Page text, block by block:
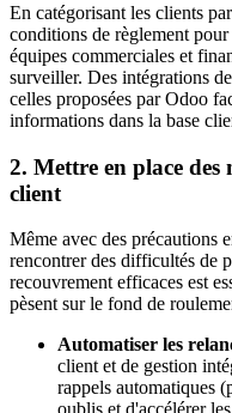
En catégorisant les clients
conditions de règlement
équipes commerciales et
surveiller. Des intégrations
celles proposées par Odoo
informations dans la base
2. Mettre en place des
client
Même avec des précautions
rencontrer des difficultés de
recouvrement efficaces est
pèsent sur le fond de
Automatiser les
client et de gestion
rappels automatiques